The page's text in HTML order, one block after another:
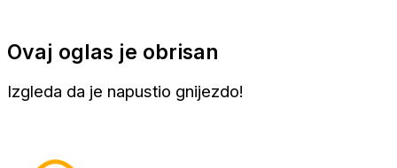
Ovaj oglas je obrisan
Izgleda da je napustio gnijezdo!